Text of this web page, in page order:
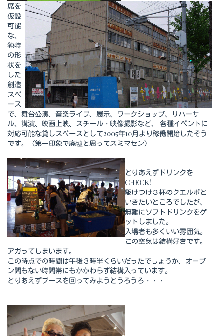
席を
仮設
可能
な、
独特
の形
状を
した
創造
スペ
ース
で、舞台公演、音楽ライブ、展示、ワークショップ、リハーサ
ル、講演、映画上映、スチール・映像撮影など、 各種イベントに
対応可能な貸しスペースとして2005年10月より稼働開始したそう
です。（第一印象で廃墟と思ってスミマセン）
とりあえずドリンクを
CHECK!
駆けつけ３杯のクエルボと
いきたいところでしたが、
無難にソフトドリンクをゲ
ットしました。
入場者も多くいい雰囲気。
この空気は結構好きです。
アガってしまいます。
この時点での時間は午後３時半くらいだったでしょうか、オープ
ン間もない時間帯にもかかわらず結構入っています。
とりあえずブースを回ってみようとうろうろ・・・